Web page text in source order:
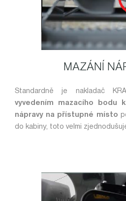
MAZÁNÍ
Standardně je nakladač
vyvedením mazacího bodu
nápravy na přístupné místo
do kabiny, toto velmi